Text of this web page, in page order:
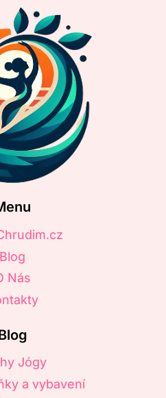
Blog
Nás
Jógy
a vybavení